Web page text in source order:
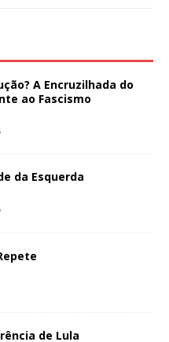
A Encruzilhada do
ao Fascismo
da Esquerda
de Lula